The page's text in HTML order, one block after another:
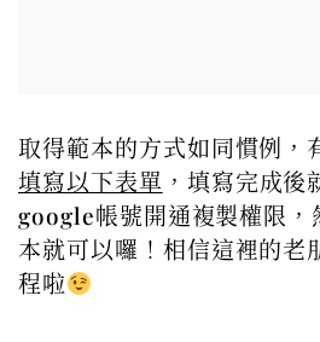
取得範本的方式如同慣例，
填寫以下表單 ，填寫完成後
google帳號開通複製權限，
本就可以囉！相信這裡的老
程啦